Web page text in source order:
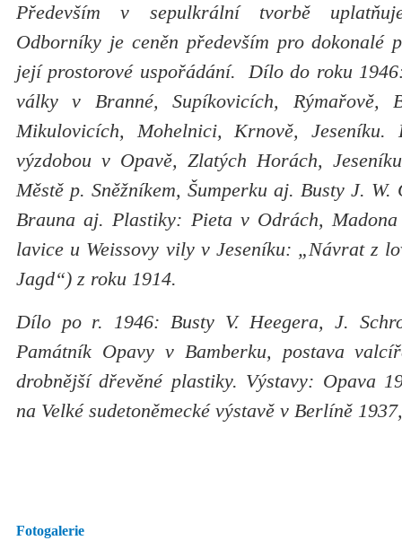
Především v sepulkrální tvorbě
Odborníky je ceněn především pro dokonalé
její prostorové uspořádání. Dílo do roku
války v Branné, Supíkovicích, Rýmařově,
Mikulovicích, Mohelnici, Krnově, Jeseníku.
výzdobou v Opavě, Zlatých Horách,
Městě p. Sněžníkem, Šumperku aj. Busty J. W.
Brauna aj. Plastiky: Pieta v Odrách,
lavice u Weissovy vily v Jeseníku: „Návrat z
Jagd“) z roku 1914.
Dílo po r. 1946: Busty V. Heegera, J.
Památník Opavy v Bamberku, postava
drobnější dřevěné plastiky. Výstavy: Opava
na Velké sudetoněmecké výstavě v Berlíně
Fotogalerie